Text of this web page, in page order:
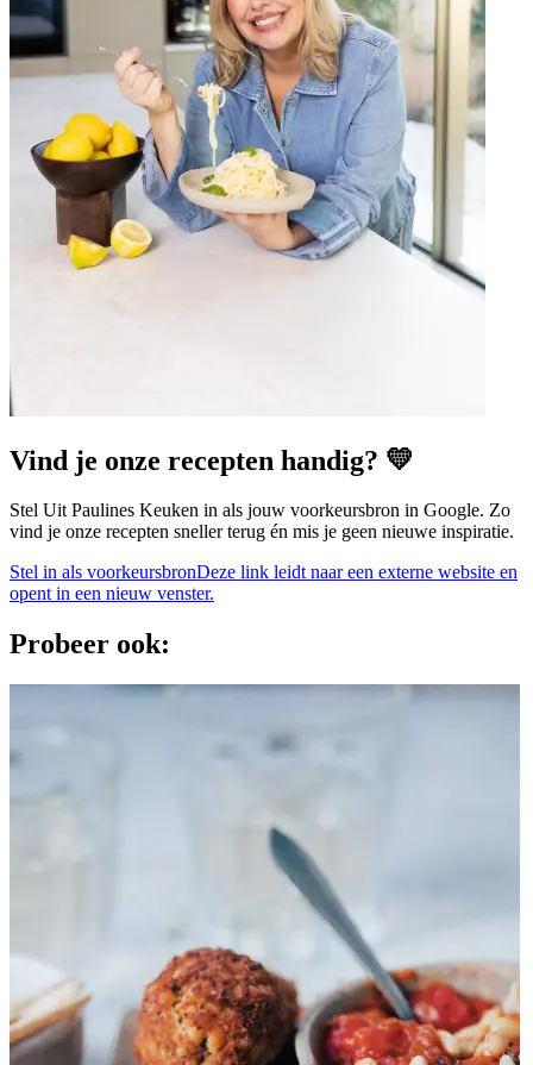
Vind je onze recepten handig? 💛
Stel Uit Paulines Keuken in als jouw voorkeursbron in Google. Zo
vind je onze recepten sneller terug én mis je geen nieuwe inspiratie.
Stel in als voorkeursbronDeze link leidt naar een externe website en
opent in een nieuw venster.
Probeer ook: